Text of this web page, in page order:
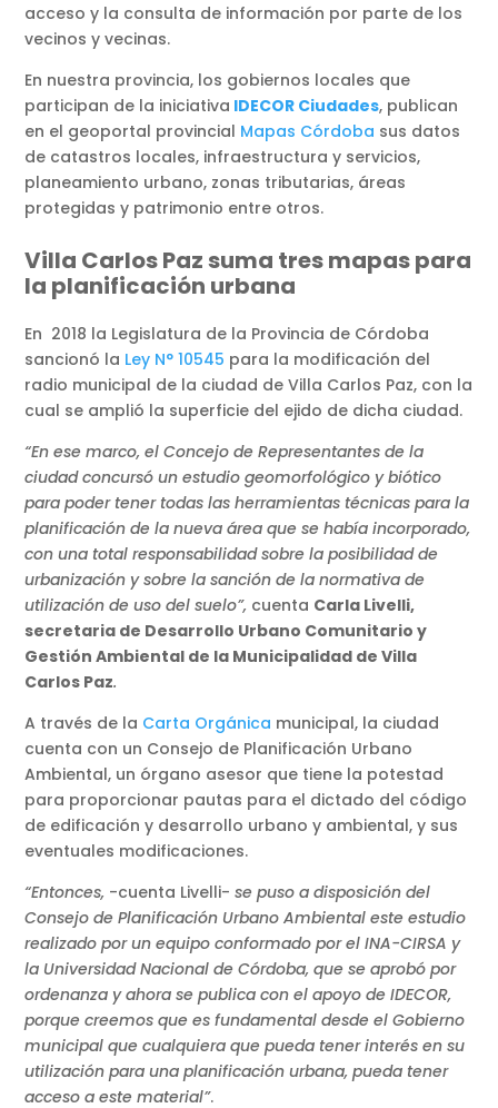
acceso y la consulta de información por parte de los
vecinos y vecinas.
En nuestra provincia, los gobiernos locales que
participan de la iniciativa IDECOR Ciudades, publican
en el geoportal provincial Mapas Córdoba sus datos
de catastros locales, infraestructura y servicios,
planeamiento urbano, zonas tributarias, áreas
protegidas y patrimonio entre otros.
Villa Carlos Paz suma tres mapas para
la planificación urbana
En 2018 la Legislatura de la Provincia de Córdoba
sancionó la Ley N° 10545 para la modificación del
radio municipal de la ciudad de Villa Carlos Paz, con la
cual se amplió la superficie del ejido de dicha ciudad.
“En ese marco, el Concejo de Representantes de la
ciudad concursó un estudio geomorfológico y biótico
para poder tener todas las herramientas técnicas para la
planificación de la nueva área que se había incorporado,
con una total responsabilidad sobre la posibilidad de
urbanización y sobre la sanción de la normativa de
utilización de uso del suelo”, cuenta Carla Livelli,
secretaria de Desarrollo Urbano Comunitario y
Gestión Ambiental de la Municipalidad de Villa
Carlos Paz.
A través de la Carta Orgánica municipal, la ciudad
cuenta con un Consejo de Planificación Urbano
Ambiental, un órgano asesor que tiene la potestad
para proporcionar pautas para el dictado del código
de edificación y desarrollo urbano y ambiental, y sus
eventuales modificaciones.
“Entonces, -cuenta Livelli- se puso a disposición del
Consejo de Planificación Urbano Ambiental este estudio
realizado por un equipo conformado por el INA-CIRSA y
la Universidad Nacional de Córdoba, que se aprobó por
ordenanza y ahora se publica con el apoyo de IDECOR,
porque creemos que es fundamental desde el Gobierno
municipal que cualquiera que pueda tener interés en su
utilización para una planificación urbana, pueda tener
acceso a este material”.